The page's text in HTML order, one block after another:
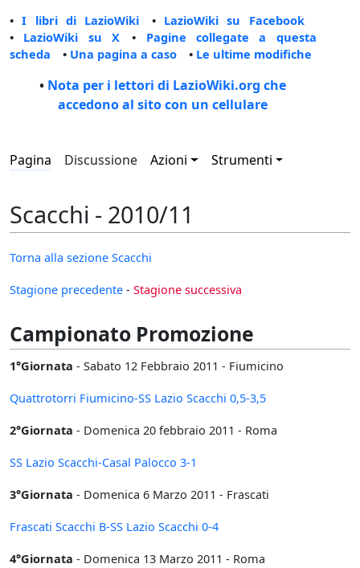
•I libri di LazioWiki • LazioWiki su Facebook
• LazioWiki su X • Pagine collegate a questa
scheda • Una pagina a caso • Le ultime modifiche
• Nota per i lettori di LazioWiki.org che
accedono al sito con un cellulare
Pagina Discussione Azioni Strumenti
Scacchi - 2010/11
Torna alla sezione Scacchi
Stagione precedente - Stagione successiva
Campionato Promozione
1°Giornata - Sabato 12 Febbraio 2011 - Fiumicino
Quattrotorri Fiumicino-SS Lazio Scacchi 0,5-3,5
2°Giornata - Domenica 20 febbraio 2011 - Roma
SS Lazio Scacchi-Casal Palocco 3-1
3°Giornata - Domenica 6 Marzo 2011 - Frascati
Frascati Scacchi B-SS Lazio Scacchi 0-4
4°Giornata - Domenica 13 Marzo 2011 - Roma